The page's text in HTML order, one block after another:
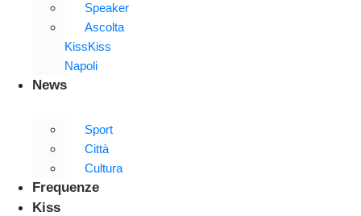
Speaker
Ascolta
KissKiss
Napoli
News
Sport
Città
Cultura
Frequenze
Kiss